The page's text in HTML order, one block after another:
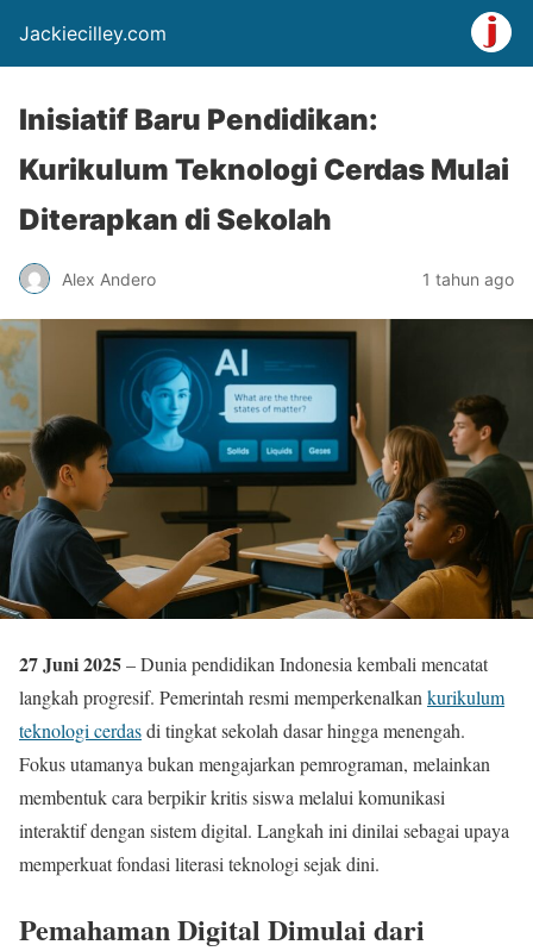
Jackiecilley.com
Inisiatif Baru Pendidikan:
Kurikulum Teknologi Cerdas Mulai
Diterapkan di Sekolah
Alex Andero 1 tahun ago
27 Juni 2025– Dunia pendidikan Indonesia kembali mencatat
langkah progresif. Pemerintah resmi memperkenalkan kurikulum
teknologi cerdasdi tingkat sekolah dasar hingga menengah.
Fokus utamanya bukan mengajarkan pemrograman, melainkan
membentuk cara berpikir kritis siswa melalui komunikasi
interaktif dengan sistem digital. Langkah ini dinilai sebagai upaya
memperkuat fondasi literasi teknologi sejak dini.
Pemahaman Digital Dimulai dari